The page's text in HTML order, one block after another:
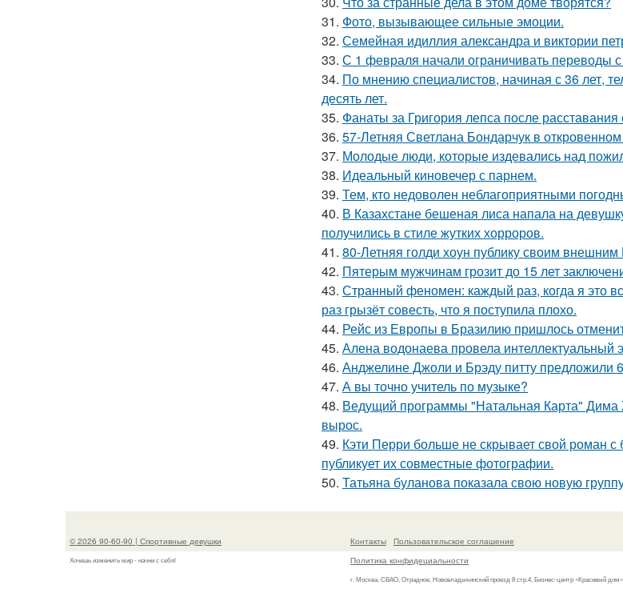
31. Фото, вызывающее сильные эмоции.
32. Семейная идиллия александра и виктории
33. С 1 февраля начали ограничивать переводы
34. По мнению специалистов, начиная с 36 лет,
десять лет.
35. Фанаты за Григория лепса после
36. 57-Летняя Светлана Бондарчук в
37. Молодые люди, которые издевались над
38. Идеальный киновечер с парнем.
39. Тем, кто недоволен неблагоприятными
40. В Казахстане бешеная лиса напала на
получились в стиле жутких хорроров.
41. 80-Летняя голди хоун публику своим
42. Пятерым мужчинам грозит до 15 лет
43. Странный феномен: каждый раз, когда я это
раз грызёт совесть, что я поступила плохо.
44. Рейс из Европы в Бразилию пришлось
45. Алена водонаева провела интеллектуальный
46. Анджелине Джоли и Брэду питту
47. А вы точно учитель по музыке?
48. Ведущий программы "Натальная Карта" Дима
вырос.
49. Кэти Перри больше не скрывает свой роман
публикует их совместные фотографии.
50. Татьяна буланова показала свою новую
© 2026 90-60-90 | Спортивные девушки
Хочешь изменить мир - начни с себя!
Контакты
Пользовательское соглашение
Политика конфидециальности
г. Москва, СВАО, Отрадное, Нововладыкинский проезд 8 стр.4, Бизнес-центр «Красивый дом»,